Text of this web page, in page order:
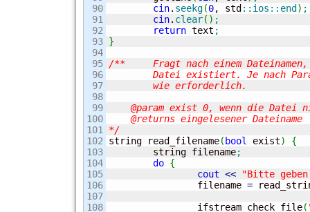
90
91
92
93
94
95
96
97
98
99
100
101
102
103
104
105
106
107
108
cin. seekg(0, std :: ios :: end ) ;
cin. clear( ) ;
return text ;
}
/**	Fragt nach einem Dateinamen, liest ihn ein und prueft, ob die
@param exist 0, wenn die Datei
    @returns eingelesener Dateiname
*/
string read_filename( bool exist)
{
	string filename
;
do {
cout <<
"Bitte
		filename
=
		ifstream check_file
(